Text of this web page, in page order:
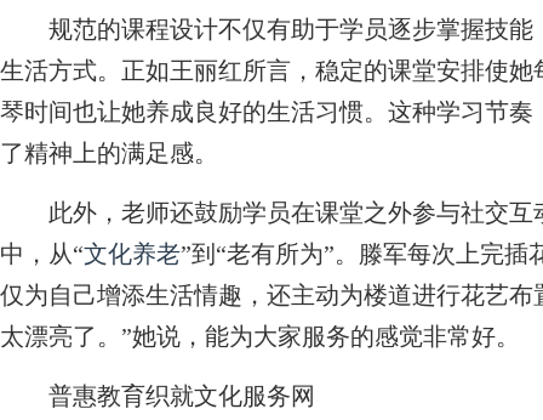
规范的课程设计不仅有助于学员逐步掌握技能
生活方式。正如王丽红所言，稳定的课堂安排使
琴时间也让她养成良好的生活习惯。这种学习节
了精神上的满足感。
此外，老师还鼓励学员在课堂之外参与社交互
中，从“文化养老”到“老有所为”。滕军每次上完
仅为自己增添生活情趣，还主动为楼道进行花艺
太漂亮了。”她说，能为大家服务的感觉非常好。
普惠教育织就文化服务网